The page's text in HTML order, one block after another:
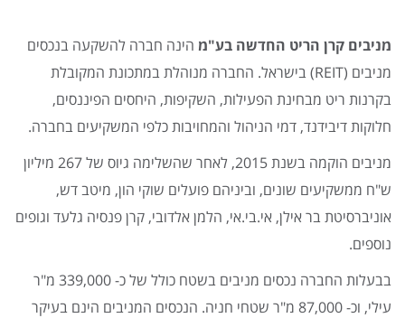
מניבים קרן הריט החדשה בע"מ הינה חברה להשקעה בנכסים
מניבים (REIT) בישראל. החברה מנוהלת במתכונת המקובלת
בקרנות ריט מבחינת הפעילות, השקיפות, היחסים הפיננסים,
חלוקות דיבידנד, דמי הניהול והמחויבות כלפי המשקיעים בחברה.
מניבים הוקמה בשנת 2015, לאחר שהשלימה גיוס של 267 מיליון
ש"ח ממשקיעים שונים, וביניהם פועלים שוקי הון, מיטב דש,
אוניברסיטת בר אילן, אי.בי.אי, הלמן אלדובי, קרן פנסיה גלעד וגופים
נוספים.
בבעלות החברה נכסים מניבים בשטח כולל של כ- 339,000 מ"ר
עילי, וכ- 87,000 מ"ר שטחי חניה. הנכסים המניבים הינם בעיקר